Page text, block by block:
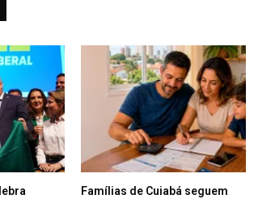
Famílias de Cuiabá seguem